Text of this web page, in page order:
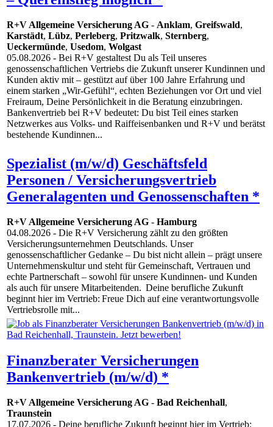
R+V Allgemeine Versicherung AG - Anklam, Greifswald,
Karstädt, Lübz, Perleberg, Pritzwalk, Sternberg,
Ueckermünde, Usedom, Wolgast
05.08.2026 - Bei R+V gestaltest Du als Teil unseres
genossenschaftlichen Vertriebs die Zukunft unserer Kundinnen und
Kunden aktiv mit – gestützt auf über 100 Jahre Erfahrung und
einem starken „Wir-Gefühl“, echten Beziehungen vor Ort und viel
Freiraum, Deine Persönlichkeit in die Beratung einzubringen.
Bankenvertrieb bei R+V bedeutet: Du bist Teil eines starken
Netzwerkes aus Volks- und Raiffeisenbanken und R+V und berätst
bestehende Kundinnen...
Spezialist (m/w/d) Geschäftsfeld
Personen / Versicherungsvertrieb
Generalagenten und Genossenschaften *
R+V Allgemeine Versicherung AG - Hamburg
04.08.2026 - Die R+V Versicherung zählt zu den größten
Versicherungsunternehmen Deutschlands. Unser
genossenschaftlicher Gedanke – Du bist nicht allein – prägt unsere
Unternehmenskultur und steht für Gemeinschaft, Vertrauen und
echte Partnerschaft – sowohl für unsere Kundinnen- und Kunden
als auch für unsere Mitarbeitenden. Deine berufliche Zukunft
beginnt hier im Vertrieb: Freue Dich auf eine verantwortungsvolle
Vertriebsrolle mit...
Finanzberater Versicherungen
Bankenvertrieb (m/w/d) *
R+V Allgemeine Versicherung AG - Bad Reichenhall,
Traunstein
17.07.2026 - Deine berufliche Zukunft beginnt hier im Vertrieb: